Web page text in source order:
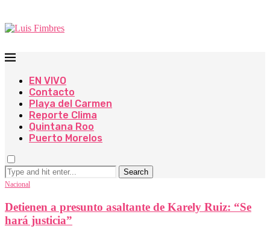
EN VIVO
Contacto
Playa del Carmen
Reporte Clima
Quintana Roo
Puerto Morelos
Search
Nacional
Detienen a presunto asaltante de Karely Ruiz: “Se
hará justicia”